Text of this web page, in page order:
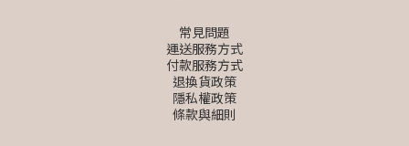
常見問題
運送服務方式
付款服務方式
退換貨政策
隱私權政策
條款與細則